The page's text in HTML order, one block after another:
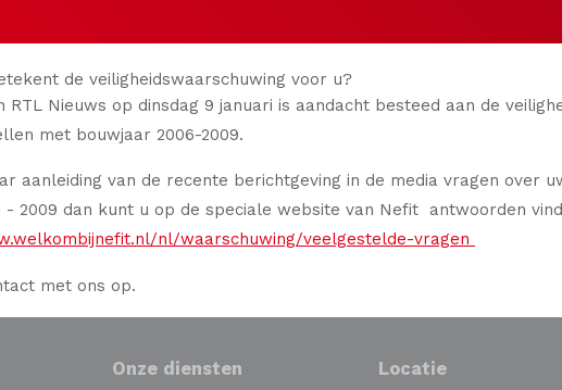
de veiligheidswaarschuwing voor u?
RTL Nieuws op dinsdag 9 januari is aandacht besteed aan de
met bouwjaar 2006-2009.
aanleiding van de recente berichtgeving in de media vragen
- 2009 dan kunt u op de speciale website van Nefit antwoorden
nl/waarschuwing/veelgestelde-vragen
met ons op.
Onze diensten Locatie